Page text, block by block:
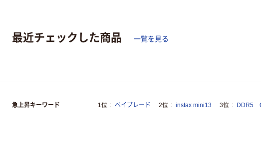
最近チェックした商品 一覧を見る
急上昇キーワード 1位 ベイブレード 2位 instax mini13 3位 DDR5